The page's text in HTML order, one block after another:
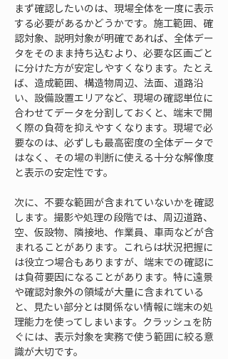
まず確認したいのは、現場全体を一度に表示
する必要があるかどうかです。施工範囲、確
認対象、説明対象が明確であれば、全体デー
タをそのまま持ち込むより、必要な区画ごと
に分けた方が安定しやすくなります。たとえ
ば、造成範囲、構造物周辺、法面、道路沿
い、設備設置エリアなど、現場の確認単位に
合わせてデータを分割しておくと、端末で開
く際の負荷を抑えやすくなります。現場で必
要なのは、必ずしも最高密度の全体データで
はなく、その場の判断に使える十分な解像度
と表示の安定性です。
次に、不要な範囲が含まれていないかを確認
します。撮影や処理の段階では、周辺道路、
空、仮設物、隣接地、作業員、車両などが含
まれることがあります。これらは状況把握に
は役立つ場合もありますが、端末での確認に
は負荷要因になることがあります。特に遠景
や確認対象外の領域が大量に含まれている
と、見たい部分とは関係ない情報に端末の処
理能力を使ってしまいます。クラッシュを防
ぐには、表示対象を実務で使う範囲に絞る意
識が大切です。